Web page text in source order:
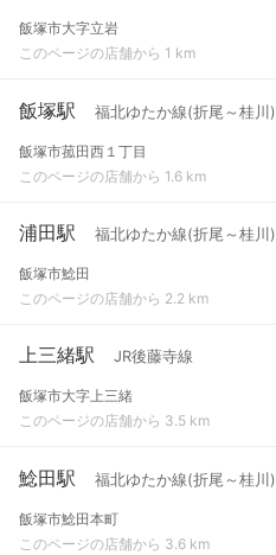
飯塚市大字立岩
このページの店舗から 1 km
飯塚駅 福北ゆたか線(折尾～桂川)
飯塚市菰田西１丁目
このページの店舗から 1.6 km
浦田駅 福北ゆたか線(折尾～桂川)
飯塚市鯰田
このページの店舗から 2.2 km
上三緒駅 JR後藤寺線
飯塚市大字上三緒
このページの店舗から 3.5 km
鯰田駅 福北ゆたか線(折尾～桂川)
飯塚市鯰田本町
このページの店舗から 3.6 km